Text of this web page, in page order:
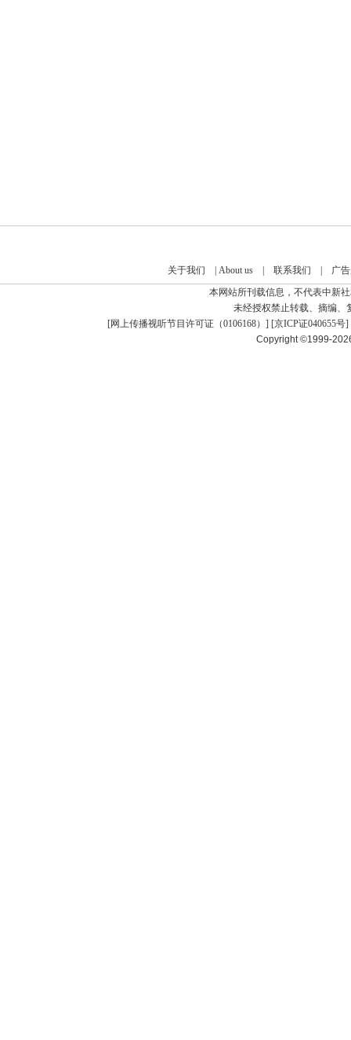
关于我们 About us| 联系我们
广
本网站所刊载信息，不代表中新
未经授权禁止转载、摘编、
[网上传播视听节目许可证（0106168） ] [京ICP证040655号]
Copyright ©1999-